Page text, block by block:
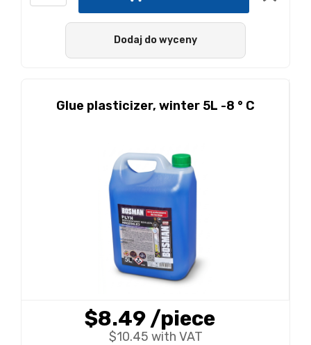
Dodaj do wyceny
Glue plasticizer, winter 5L -8 ° C
$8.49/piece
$10.45 with VAT